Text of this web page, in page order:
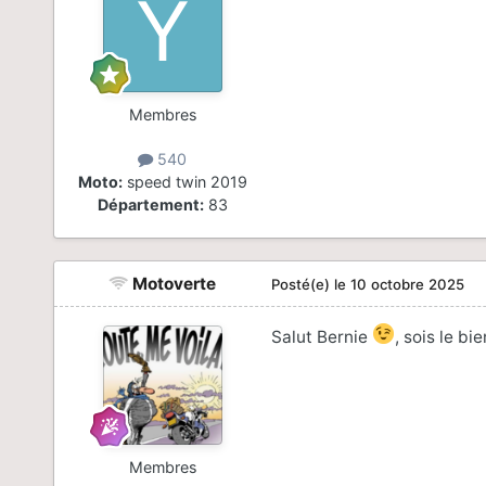
Membres
540
Moto:speed twin 2019
Département:83
Motoverte
Membres
Posté(e) le 10 octobre 2025
Salut Bernie , sois le